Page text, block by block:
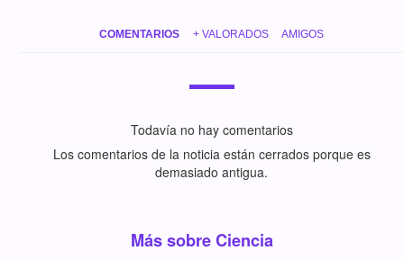
COMENTARIOS + VALORADOS AMIGOS
Todavía no hay comentarios
Los comentarios de la noticia están cerrados porque es
demasiado antigua.
Más sobre Ciencia